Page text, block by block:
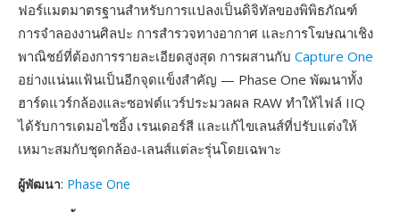
ฟอร์แมตมาตรฐานสำหรับการแปลงเป็นดิจิทัลของพิพิธภัณฑ์
การจำลองงานศิลปะ การสำรวจทางอากาศ และการโฆษณาเชิง
พาณิชย์ที่ต้องการรายละเอียดสูงสุด การผสานกับ Capture One
อย่างแน่นแฟ้นเป็นอีกจุดแข็งสำคัญ — Phase One พัฒนาทั้ง
ฮาร์ดแวร์กล้องและซอฟต์แวร์ประมวลผล RAW ทำให้ไฟล์ IIQ
ได้รับการเดมอไซอิ้ง เรนเดอร์สี และแก้ไขเลนส์ที่ปรับแต่งให้
เหมาะสมกับชุดกล้อง-เลนส์แต่ละรุ่นโดยเฉพาะ
ผู้พัฒนา: Phase One